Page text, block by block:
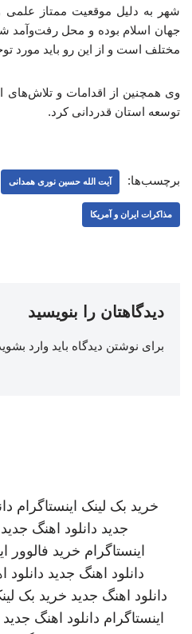
شهر به دلیل موقعیت ممتاز علمی
جهان اسلام بوده و محل رفت‌وآمد
مختلف است و از این رو باید مورد
وی همچنین از اقدامات و تلاش‌های
توسعه استان قدردانی کرد.
برچسب‌ها: آیت الله حسین نوری همدانی
مذاکرات ایران و آمریکا
دیدگاهتان را بنویسید
برای نوشتن دیدگاه باید وارد
خرید بک لینک اینستاگرام
جدید دانلود اهنگ جدید
اینستاگرام خرید فالوور
دانلود اهنگ جدید دانلود
دانلود اهنگ جدید خرید بک
اینستاگرام دانلود اهنگ جدید